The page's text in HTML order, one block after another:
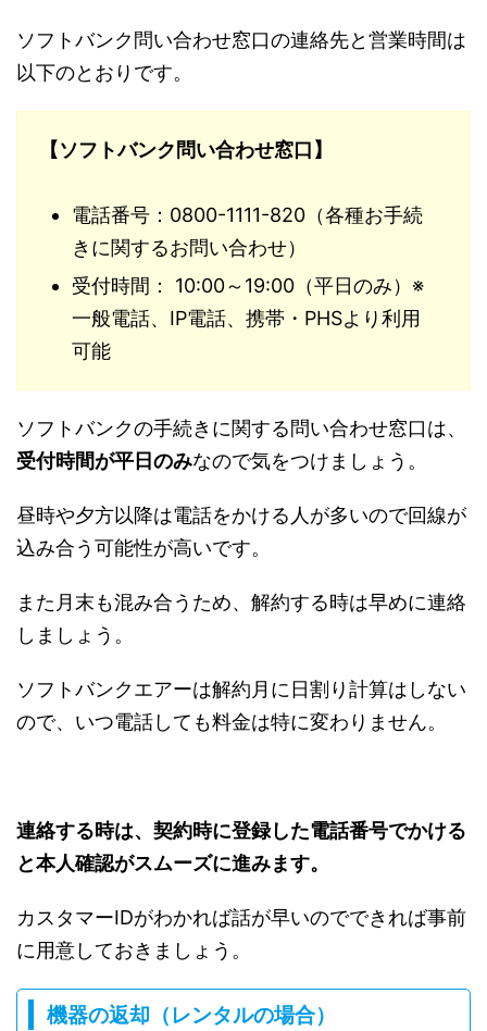
ソフトバンク問い合わせ窓口の連絡先と営業時間は
以下のとおりです。
【ソフトバンク問い合わせ窓口】
電話番号：0800-1111-820（各種お手続
きに関するお問い合わせ）
受付時間： 10:00～19:00（平日のみ）※
一般電話、IP電話、携帯・PHSより利用
可能
ソフトバンクの手続きに関する問い合わせ窓口は、
受付時間が平日のみなので気をつけましょう。
昼時や夕方以降は電話をかける人が多いので回線が
込み合う可能性が高いです。
また月末も混み合うため、解約する時は早めに連絡
しましょう。
ソフトバンクエアーは解約月に日割り計算はしない
ので、いつ電話しても料金は特に変わりません。
連絡する時は、契約時に登録した電話番号でかける
と本人確認がスムーズに進みます。
カスタマーIDがわかれば話が早いのでできれば事前
に用意しておきましょう。
機器の返却（レンタルの場合）